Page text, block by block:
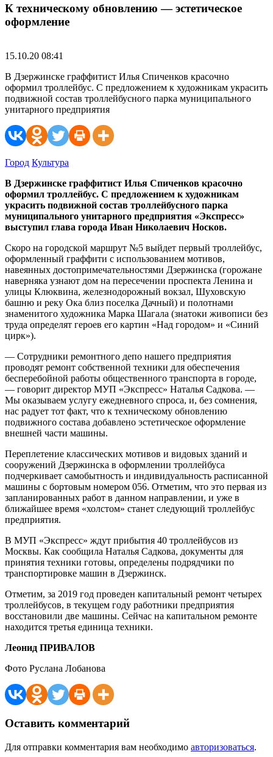
К техническому обновлению — эстетическое
оформление
15.10.20 08:41
В Дзержинске граффитист Илья Спиченков красочно
оформил троллейбус. С предложением к художникам украсить
подвижной состав троллейбусного парка муниципального
унитарного предприятия
Город Культура
В Дзержинске граффитист Илья Спиченков красочно
оформил троллейбус. С предложением к художникам
украсить подвижной состав троллейбусного парка
муниципального унитарного предприятия «Экспресс»
выступил глава города Иван Николаевич Носков.
Скоро на городской маршрут №5 выйдет первый троллейбус,
оформленный граффити с использованием мотивов,
навеянных достопримечательностями Дзержинска (горожане
наверняка узнают дом на пересечении проспекта Ленина и
улицы Клюквина, железнодорожный вокзал, Шуховскую
башню и реку Ока близ поселка Дачный) и полотнами
знаменитого художника Марка Шагала (знатоки живописи без
труда определят героев его картин «Над городом» и «Синий
цирк»).
— Сотрудники ремонтного депо нашего предприятия
проводят ремонт собственной техники для обеспечения
бесперебойной работы общественного транспорта в городе,
— говорит директор МУП «Экспресс» Наталья Садкова. —
Мы оказываем услугу ежедневного спроса, и, без сомнения,
нас радует тот факт, что к техническому обновлению
подвижного состава добавлено эстетическое оформление
внешней части машины.
Переплетение классических мотивов и видовых зданий и
сооружений Дзержинска в оформлении троллейбуса
подчеркивает самобытность и индивидуальность расписанной
машины с бортовым номером 056. Отметим, что это первая из
запланированных работ в данном направлении, и уже в
ближайшее время «холстом» станет следующий троллейбус
предприятия.
В МУП «Экспресс» ждут прибытия 40 троллейбусов из
Москвы. Как сообщила Наталья Садкова, документы для
принятия техники готовы, определены подрядчики по
транспортировке машин в Дзержинск.
Отметим, за 2019 год проведен капитальный ремонт четырех
троллейбусов, в текущем году работники предприятия
восстановили две машины. Сейчас на капитальном ремонте
находится третья единица техники.
Леонид ПРИВАЛОВ
Фото Руслана Лобанова
Оставить комментарий
Для отправки комментария вам необходимо авторизоваться.